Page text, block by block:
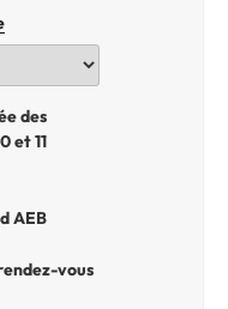
des
et 11
AEB
vous